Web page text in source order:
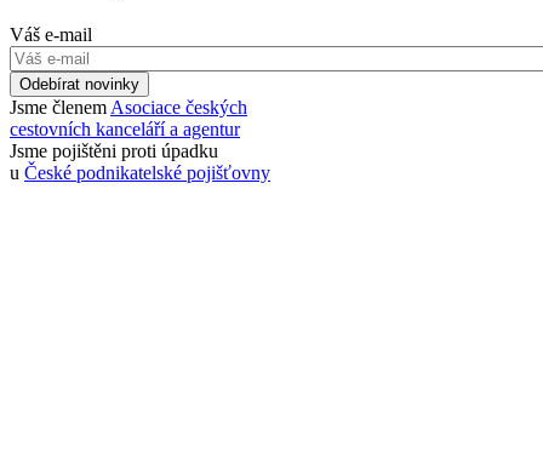
Váš e-mail
Odebírat novinky
Jsme členem Asociace českých
cestovních kanceláří a agentur
Jsme pojištěni proti úpadku
u České podnikatelské pojišťovny